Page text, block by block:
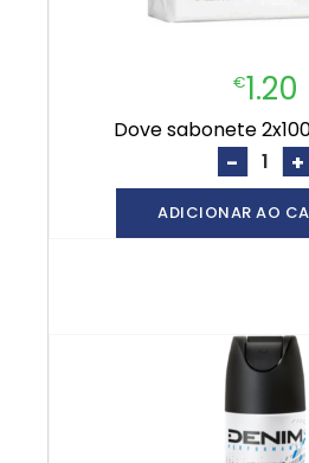
€1.20
dove sabonete
- +
ADICIONAR AO